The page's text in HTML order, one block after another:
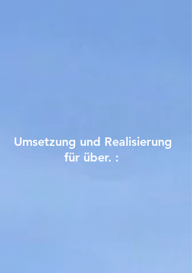
Umsetzung und Realisierung
für über. :